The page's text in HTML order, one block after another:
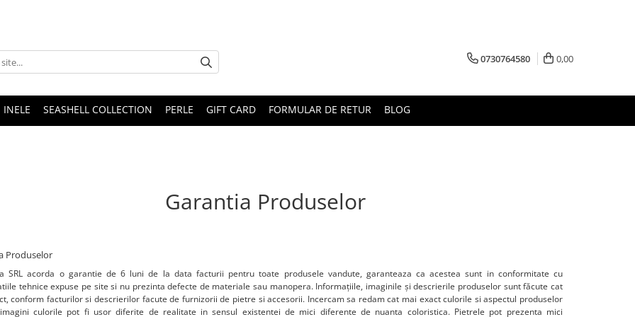
0730764580 0,00
INELE SEASHELL COLLECTION PERLE GIFT CARD FORMULAR DE RETUR BLOG
Garantia Produselor
Produselor
SRL acorda o garantie de 6 luni de la data facturii pentru toate produsele vandute, garanteaza ca acestea sunt in conformitate cu
tehnice expuse pe site si nu prezinta defecte de materiale sau manopera. Informațiile, imaginile și descrierile produselor sunt făcute cat
conform facturilor si descrierilor facute de furnizorii de pietre si accesorii. Incercam sa redam cat mai exact culorile si aspectul produselor
culorile pot fi usor diferite de realitate in sensul existentei de mici diferente de nuanta coloristica. Pietrele pot prezenta mici